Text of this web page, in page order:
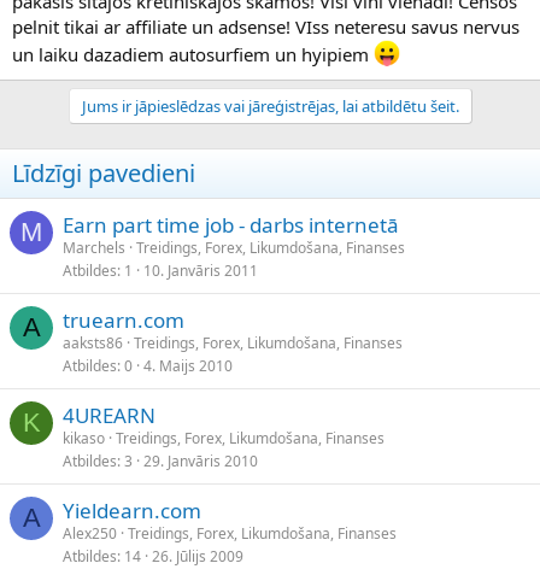
pelnit tikai ar affiliate un adsense! VIss neteresu savus nervus
un laiku dazadiem autosurfiem un hyipiem
Jums ir jāpieslēdzas vai jāreģistrējas, lai atbildētu šeit.
Līdzīgi pavedieni
M Earn part time job - darbs internetā
Marchels Treidings, Forex, Likumdošana, Finanses
Atbildes 1 10. Janvāris 2011
A truearn.com
aaksts86 Treidings, Forex, Likumdošana, Finanses
Atbildes 0 4. Maijs 2010
K 4UREARN
kikaso Treidings, Forex, Likumdošana, Finanses
Atbildes 3 29. Janvāris 2010
A Yieldearn.com
Alex250 Treidings, Forex, Likumdošana, Finanses
Atbildes 14 26. Jūlijs 2009